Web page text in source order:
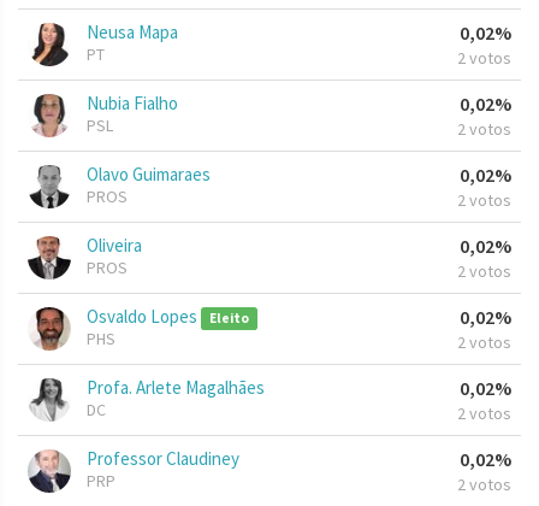
Neusa Mapa
PT
0,02%
2 votos
Nubia Fialho
PSL
0,02%
2 votos
Olavo Guimaraes
PROS
0,02%
2 votos
Oliveira
PROS
0,02%
2 votos
Osvaldo Lopes Eleito
PHS
0,02%
2 votos
Profa. Arlete Magalhães
DC
0,02%
2 votos
Professor Claudiney
PRP
0,02%
2 votos